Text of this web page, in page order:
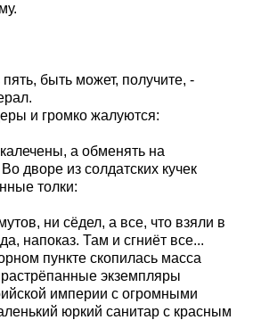
быть может, получите, -
и громко жалуются:
а обменять на
дворе из солдатских кучек
толки:
ни сёдел, а все, что взяли в
напоказ. Там и сгниёт все...
пункте скопилась масса
экземпляры
империи с огромными
юркий санитар с красным